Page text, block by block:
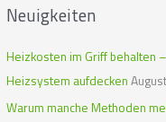
a
c
h
Neuigkeiten
Heizkosten im Griff behalten
Heizsystem aufdecken
Warum manche Methoden